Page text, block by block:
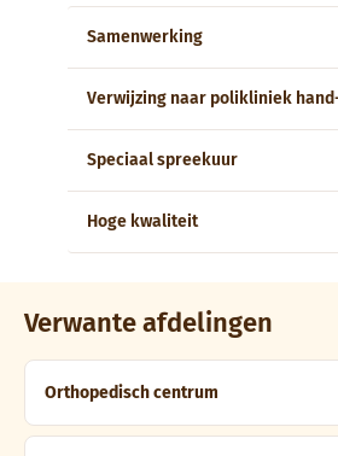
Samenwerking
Verwijzing naar polikliniek
Speciaal spreekuur
Hoge kwaliteit
Verwante afdelingen
Orthopedisch centrum